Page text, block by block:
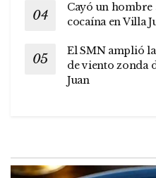
Cayó un
cocaína en Villa
El SMN amplió
de viento zonda
Juan